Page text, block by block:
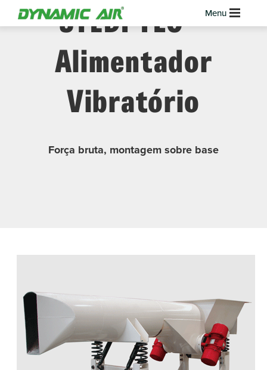
STEDI-FLO™
Alimentador
Vibratório
Força bruta, montagem sobre base